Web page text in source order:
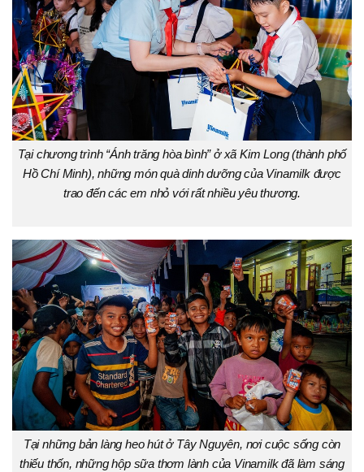
Tại chương trình “Ánh trăng hòa bình” ở xã Kim Long (thành phố
Hồ Chí Minh), những món quà dinh dưỡng của Vinamilk được
trao đến các em nhỏ với rất nhiều yêu thương.
Tại những bản làng heo hút ở Tây Nguyên, nơi cuộc sống còn
thiếu thốn, những hộp sữa thơm lành của Vinamilk đã làm sáng